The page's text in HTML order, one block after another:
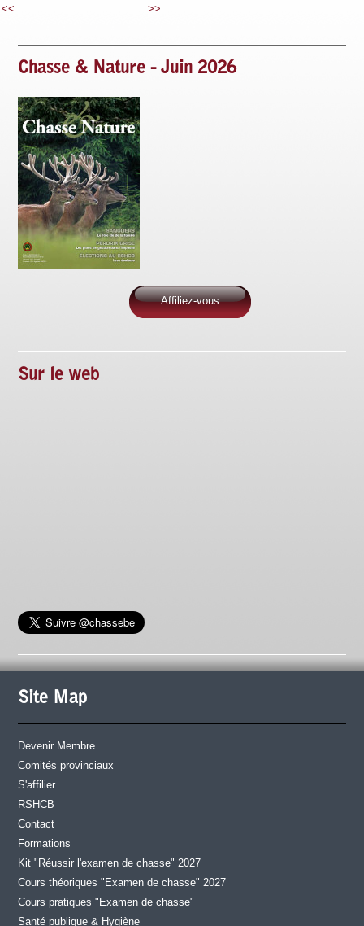
<<
>>
Chasse & Nature - Juin 2026
Affiliez-vous
Sur le web
Site Map
Devenir Membre
Comités provinciaux
S'affilier
RSHCB
Contact
Formations
Kit "Réussir l'examen de chasse" 2027
Cours théoriques "Examen de chasse" 2027
Cours pratiques "Examen de chasse"
Santé publique & Hygiène